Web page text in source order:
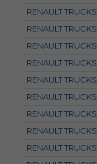
RENAULT TRUCKS
RENAULT TRUCKS
RENAULT TRUCKS
RENAULT TRUCKS
RENAULT TRUCKS
RENAULT TRUCKS
RENAULT TRUCKS
RENAULT TRUCKS
RENAULT TRUCKS